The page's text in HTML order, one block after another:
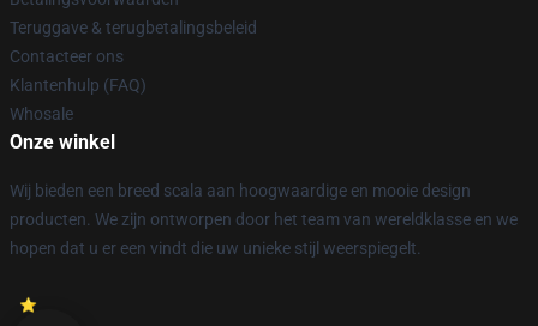
Teruggave & terugbetalingsbeleid
Contacteer ons
Klantenhulp (FAQ)
Whosale
Onze winkel
Wij bieden een breed scala aan hoogwaardige en mooie design
producten. We zijn ontworpen door het team van wereldklasse en we
hopen dat u er een vindt die uw unieke stijl weerspiegelt.